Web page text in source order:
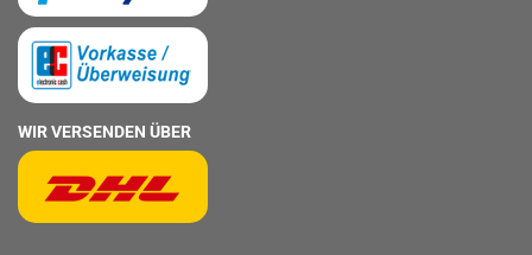
WIR VERSENDEN ÜBER